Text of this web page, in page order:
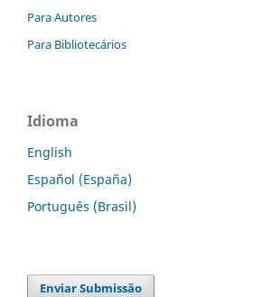
Para Autores
Para Bibliotecários
Idioma
English
Español (España)
Português (Brasil)
Enviar Submissão